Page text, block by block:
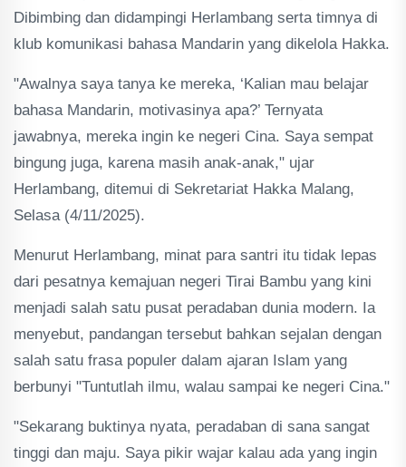
Dibimbing dan didampingi Herlambang serta timnya di
klub komunikasi bahasa Mandarin yang dikelola Hakka.
"Awalnya saya tanya ke mereka, ‘Kalian mau belajar
bahasa Mandarin, motivasinya apa?’ Ternyata
jawabnya, mereka ingin ke negeri Cina. Saya sempat
bingung juga, karena masih anak-anak," ujar
Herlambang, ditemui di Sekretariat Hakka Malang,
Selasa (4/11/2025).
Menurut Herlambang, minat para santri itu tidak lepas
dari pesatnya kemajuan negeri Tirai Bambu yang kini
menjadi salah satu pusat peradaban dunia modern. Ia
menyebut, pandangan tersebut bahkan sejalan dengan
salah satu frasa populer dalam ajaran Islam yang
berbunyi "Tuntutlah ilmu, walau sampai ke negeri Cina."
"Sekarang buktinya nyata, peradaban di sana sangat
tinggi dan maju. Saya pikir wajar kalau ada yang ingin